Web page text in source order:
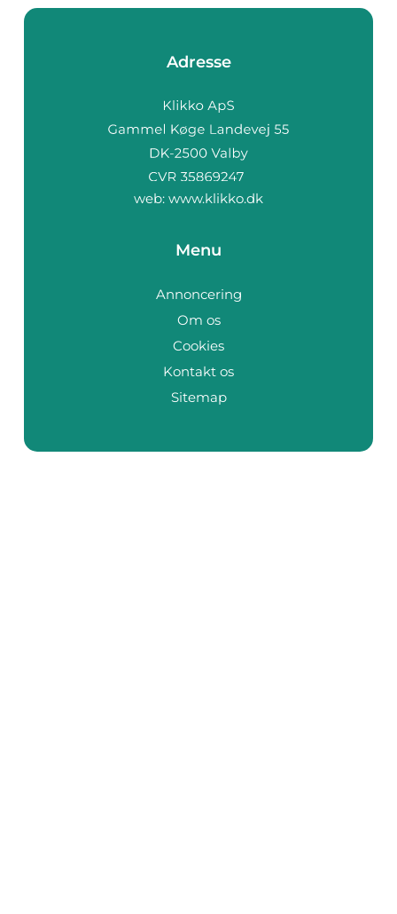
Adresse
web: www.klikko.dk
Menu
Annoncering
Om os
Cookies
Kontakt os
Sitemap